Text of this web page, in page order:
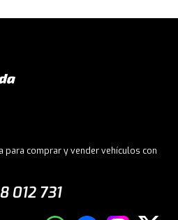
para comprar y vender vehículos con
012 731